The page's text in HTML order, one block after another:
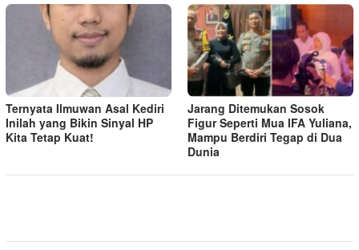
Ternyata Ilmuwan Asal Kediri
Inilah yang Bikin Sinyal HP
Kita Tetap Kuat!
Jarang Ditemukan Sosok
Figur Seperti Mua IFA Yuliana,
Mampu Berdiri Tegap di Dua
Dunia